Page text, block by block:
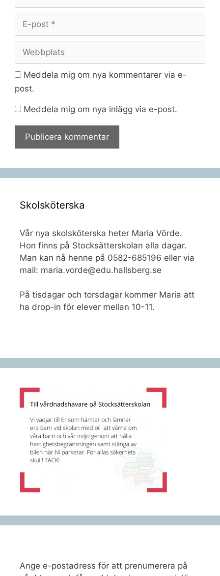
post
Meddela mig om nya kommentarer via e-
post.
Meddela mig om nya inlägg via e-post.
Skolsköterska
Vår nya skolsköterska heter Maria Vörde.
Hon finns på Stocksätterskolan alla dagar.
Man kan nå henne på 0582-685196 eller via
mail: maria.vorde@edu.hallsberg.se
På tisdagar och torsdagar kommer Maria att
ha drop-in för elever mellan 10-11.
Ange e-postadress för att prenumerera på